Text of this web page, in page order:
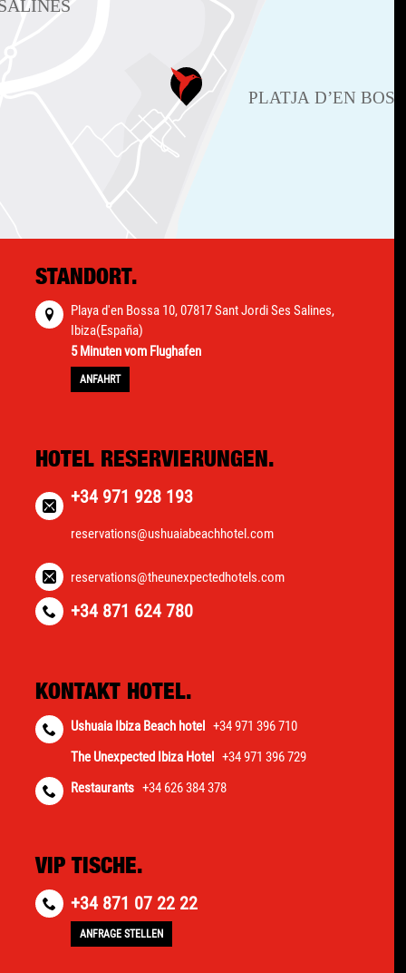
STANDORT.
Playa d'en Bossa 10, 07817 Sant Jordi Ses Salines,
Ibiza(España)
5 Minuten vom Flughafen
ANFAHRT
HOTEL RESERVIERUNGEN.
+34 971 928 193
reservations@ushuaiabeachhotel.com
reservations@theunexpectedhotels.com
+34 871 624 780
KONTAKT HOTEL.
Ushuaia Ibiza Beach hotel +34 971 396 710
The Unexpected Ibiza Hotel +34 971 396 729
Restaurants +34 626 384 378
VIP TISCHE.
+34 871 07 22 22
ANFRAGE STELLEN